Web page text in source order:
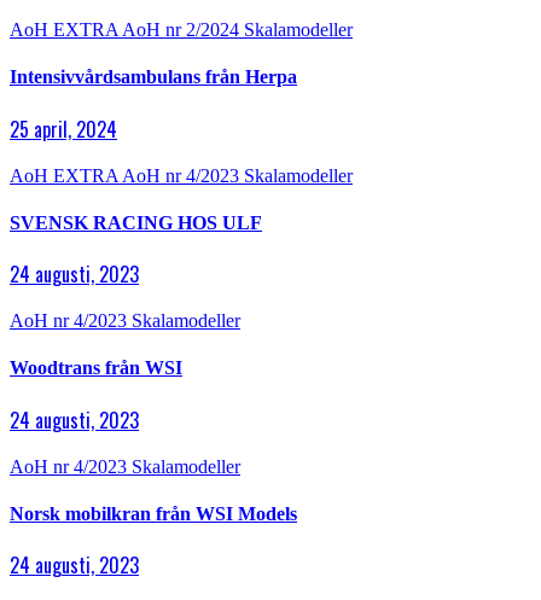
AoH EXTRA AoH nr 2/2024 Skalamodeller
Intensivvårdsambulans från Herpa
25 april, 2024
AoH EXTRA AoH nr 4/2023 Skalamodeller
SVENSK RACING HOS ULF
24 augusti, 2023
AoH nr 4/2023 Skalamodeller
Woodtrans från WSI
24 augusti, 2023
AoH nr 4/2023 Skalamodeller
Norsk mobilkran från WSI Models
24 augusti, 2023